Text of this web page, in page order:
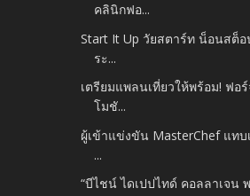
คลินิกฟอ...
Start It Up วัยสตาร์ท น็อนสต็
ระ...
เตรียมแพลนเที่ยวให้พร้อม! ฟอ
โมชั...
ผู้เข้าแข่งขัน MasterChef แท
...
“บีไชน์ ไดเปปไทด์ คอลลาเจน